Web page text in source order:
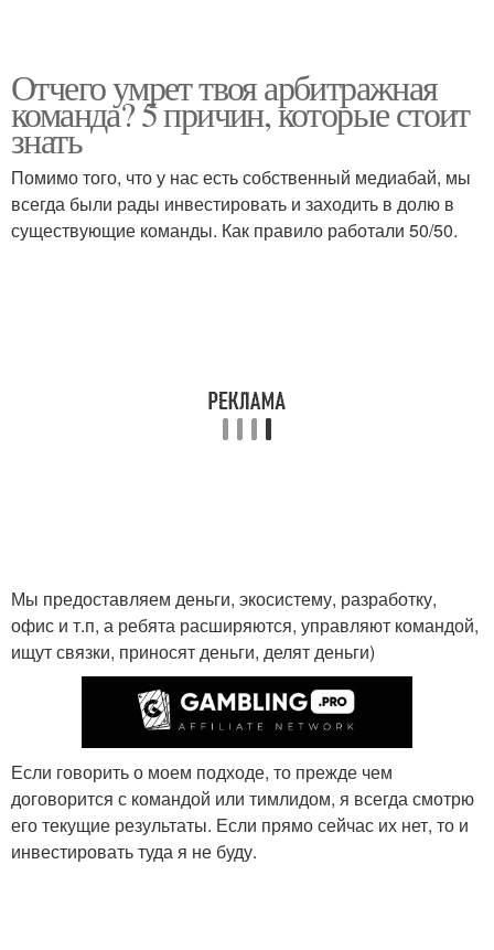
Отчего умрет твоя арбитражная
команда? 5 причин, которые стоит
знать
Помимо того, что у нас есть собственный медиабай, мы
всегда были рады инвестировать и заходить в долю в
существующие команды. Как правило работали 50/50.
Мы предоставляем деньги, экосистему, разработку,
офис и т.п, а ребята расширяются, управляют командой,
ищут связки, приносят деньги, делят деньги)
Если говорить о моем подходе, то прежде чем
договорится с командой или тимлидом, я всегда смотрю
его текущие результаты. Если прямо сейчас их нет, то и
инвестировать туда я не буду.